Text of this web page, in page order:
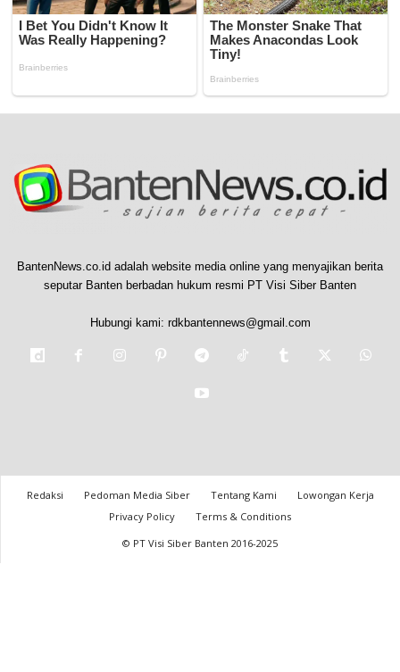
BantenNews.co.id adalah website media online yang menyajikan berita
seputar Banten berbadan hukum resmi PT Visi Siber Banten
Hubungi kami: rdkbantennews@gmail.com
Redaksi Pedoman Media Siber Tentang Kami
Lowongan Kerja
Privacy Policy
Terms & Conditions
© PT Visi Siber Banten 2016-2025